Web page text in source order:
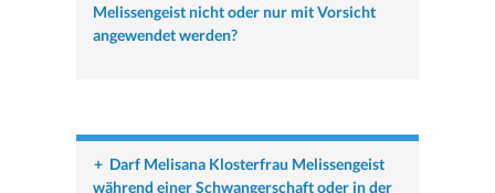
Melissengeist nicht oder nur mit Vorsicht
angewendet werden?
+ Darf Melisana Klosterfrau Melissengeist
während einer Schwangerschaft oder in der